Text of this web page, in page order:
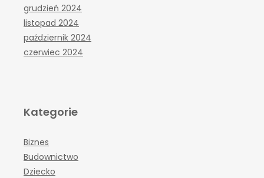
grudzień 2024
listopad 2024
październik 2024
czerwiec 2024
Kategorie
Biznes
Budownictwo
Dziecko